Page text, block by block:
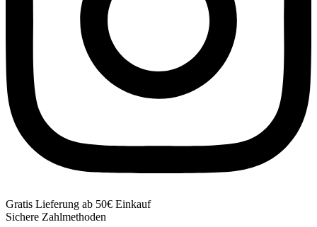
Gratis Lieferung ab 50€ Einkauf
Sichere Zahlmethoden